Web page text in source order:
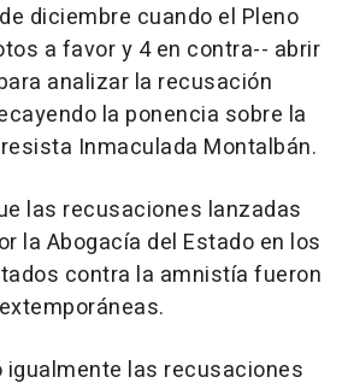
diciembre cuando el Pleno
a favor y 4 en contra-- abrir
analizar la recusación
la ponencia sobre la
Inmaculada Montalbán.
las recusaciones lanzadas
la Abogacía del Estado en los
contra la amnistía fueron
igualmente las recusaciones